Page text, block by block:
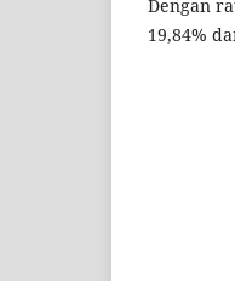
Dengan
19,84%